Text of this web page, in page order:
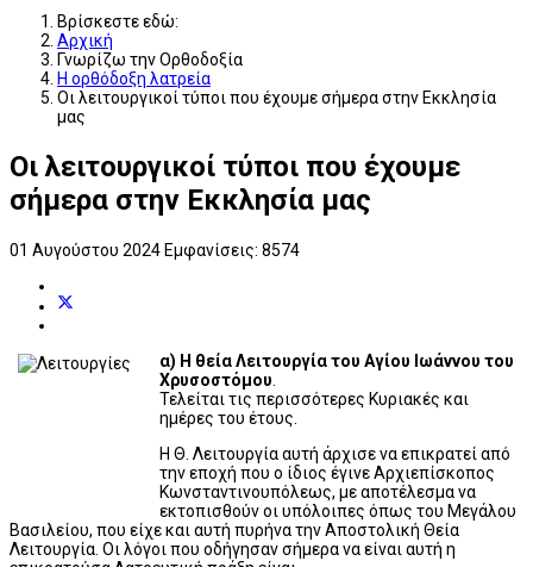
Βρίσκεστε εδώ:
Αρχική
Γνωρίζω την Ορθοδοξία
Η ορθόδοξη λατρεία
Οι λειτουργικοί τύποι που έχουμε σήμερα στην Εκκλησία
μας
Οι λειτουργικοί τύποι που έχουμε
σήμερα στην Εκκλησία μας
01 Αυγούστου 2024 Εμφανίσεις: 8574
α) Η θεία Λειτουργία του Αγίου Ιωάννου του
Χρυσοστόμου
Τελείται τις περισσότερες Κυριακές και
ημέρες του έτους.
Η Θ. Λειτουργία αυτή άρχισε να επικρατεί από
την εποχή που ο ίδιος έγινε Αρχιεπίσκοπος
Κωνσταντινουπόλεως, με αποτέλεσμα να
εκτοπισθούν οι υπόλοιπες όπως του Μεγάλου
Βασιλείου, που είχε και αυτή πυρήνα την Αποστολική Θεία
Λειτουργία. Οι λόγοι που οδήγησαν σήμερα να είναι αυτή η